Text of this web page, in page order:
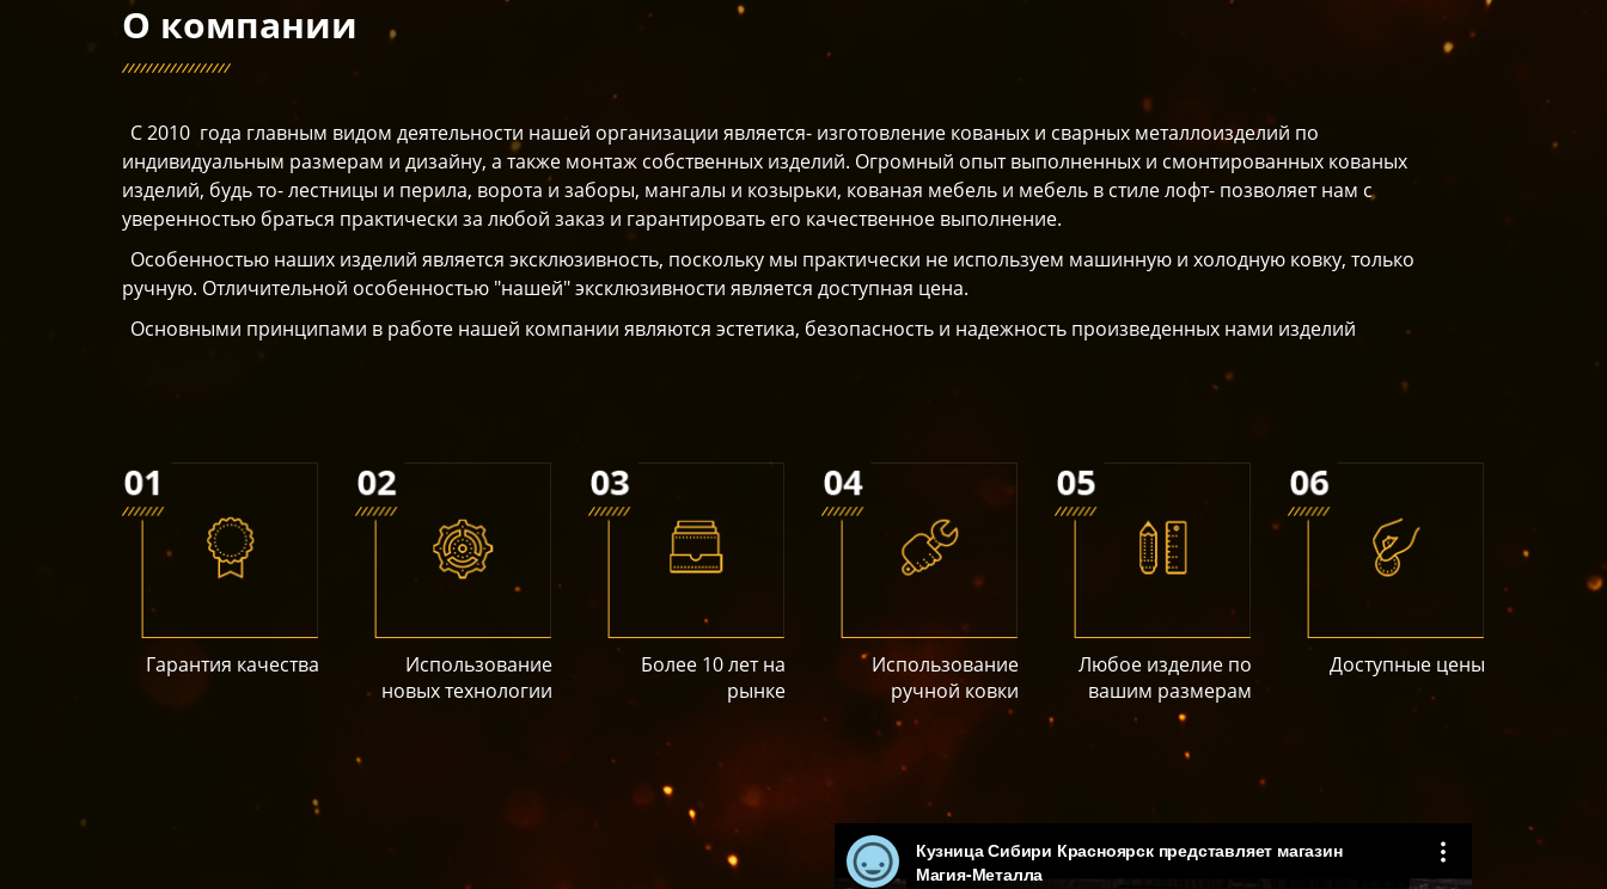
О компании
C 2010 года главным видом деятельности нашей организации является- изготовление кованых и сварных металлоизделий по
индивидуальным размерам и дизайну, а также монтаж собственных изделий. Огромный опыт выполненных и смонтированных кованых
изделий, будь то- лестницы и перила, ворота и заборы, мангалы и козырьки, кованая мебель и мебель в стиле лофт- позволяет нам с
уверенностью браться практически за любой заказ и гарантировать его качественное выполнение.
Особенностью наших изделий является эксклюзивность, поскольку мы практически не используем машинную и холодную ковку, только
ручную. Отличительной особенностью "нашей" эксклюзивности является доступная цена.
Основными принципами в работе нашей компании являются эстетика, безопасность и надежность произведенных нами изделий
Гарантия качества
Использование
новых технологии
Более 10 лет на
рынке
Использование
ручной ковки
Любое изделие по
вашим размерам
Доступные цены